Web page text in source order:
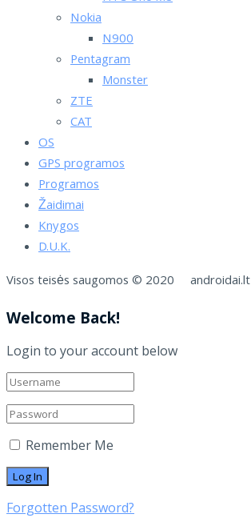
Nokia
N900
Pentagram
Monster
ZTE
CAT
OS
GPS programos
Programos
Žaidimai
Knygos
D.U.K.
Visos teisės saugomos © 2020 androidai.lt
Welcome Back!
Login to your account below
Remember Me
Forgotten Password?